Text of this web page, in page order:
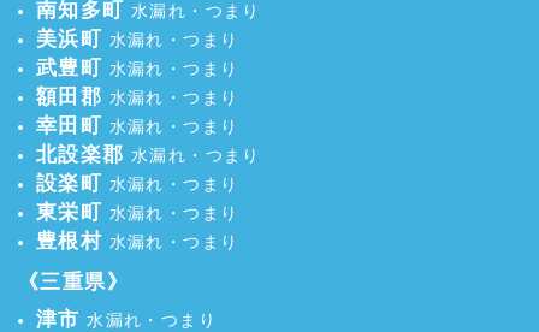
南知多町 水漏れ・つまり
美浜町 水漏れ・つまり
武豊町 水漏れ・つまり
額田郡 水漏れ・つまり
幸田町 水漏れ・つまり
北設楽郡 水漏れ・つまり
設楽町 水漏れ・つまり
東栄町 水漏れ・つまり
豊根村 水漏れ・つまり
《三重県》
津市 水漏れ・つまり